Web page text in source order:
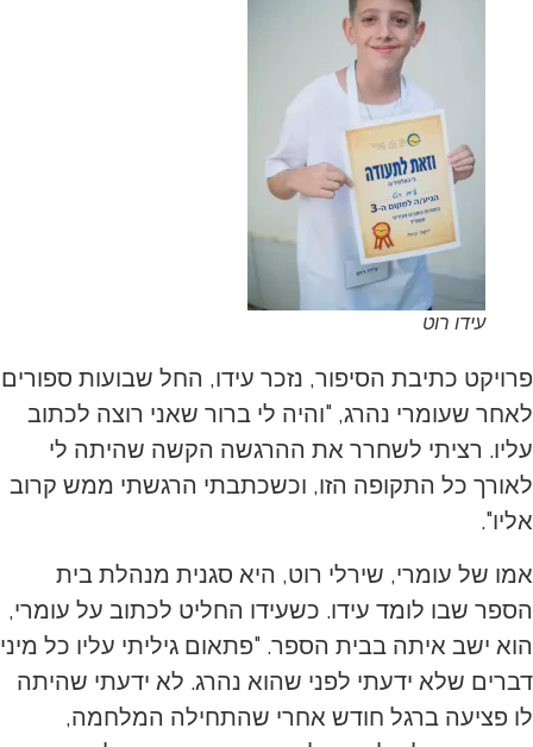
עידו רוט
פרויקט כתיבת הסיפור, נזכר עידו, החל שבועות ספורים
לאחר שעומרי נהרג, "והיה לי ברור שאני רוצה לכתוב
עליו. רציתי לשחרר את ההרגשה הקשה שהיתה לי
לאורך כל התקופה הזו, וכשכתבתי הרגשתי ממש קרוב
אליו".
אמו של עומרי, שירלי רוט, היא סגנית מנהלת בית
הספר שבו לומד עידו. כשעידו החליט לכתוב על עומרי,
הוא ישב איתה בבית הספר. "פתאום גיליתי עליו כל מיני
דברים שלא ידעתי לפני שהוא נהרג. לא ידעתי שהיתה
לו פציעה ברגל חודש אחרי שהתחילה המלחמה,